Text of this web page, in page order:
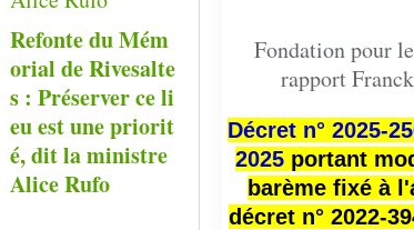
Refonte du Mém
orial de Rivesalte
s : Préserver ce li
eu est une priorit
é, dit la ministre
Alice Rufo
Fondation pour
rapport
Décret n° 2025-
2025 portant
barème fixé à
décret n° 2022-